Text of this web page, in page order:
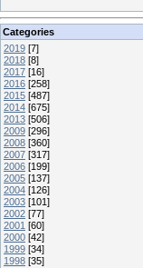
Categories
2019 [7]
2018 [8]
2017 [16]
2016 [258]
2015 [487]
2014 [675]
2013 [506]
2009 [296]
2008 [360]
2007 [317]
2006 [199]
2005 [137]
2004 [126]
2003 [101]
2002 [77]
2001 [60]
2000 [42]
1999 [34]
1998 [35]